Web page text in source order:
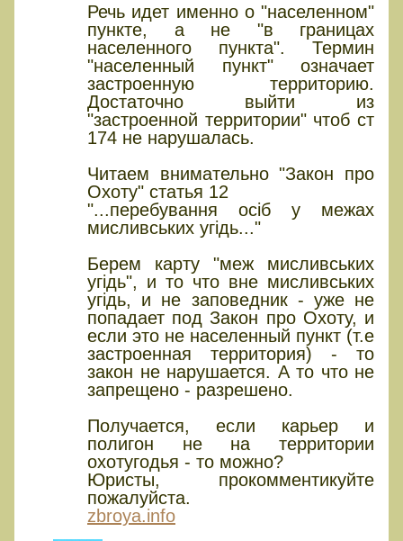
Речь идет именно о "населенном"
пункте, а не "в границах
населенного пункта". Термин
"населенный пункт" означает
застроенную территорию.
Достаточно выйти из
"застроенной территории" чтоб ст
174 не нарушалась.
Читаем внимательно "Закон про
Охоту" статья 12
"...перебування осіб у межах
мисливських угідь..."
Берем карту "меж мисливських
угідь", и то что вне мисливських
угідь, и не заповедник - уже не
попадает под Закон про Охоту, и
если это не населенный пункт (т.е
застроенная территория) - то
закон не нарушается. А то что не
запрещено - разрешено.
Получается, если карьер и
полигон не на территории
охотугодья - то можно?
Юристы, прокомментикуйте
пожалуйста.
zbroya.info